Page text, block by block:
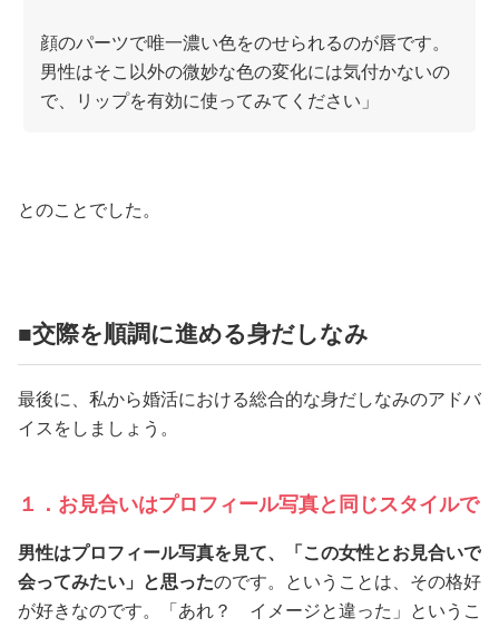
顔のパーツで唯一濃い色をのせられるのが唇です。
男性はそこ以外の微妙な色の変化には気付かないの
で、リップを有効に使ってみてください」
とのことでした。
■交際を順調に進める身だしなみ
最後に、私から婚活における総合的な身だしなみのアドバ
イスをしましょう。
１．お見合いはプロフィール写真と同じスタイルで
男性はプロフィール写真を見て、「この女性とお見合いで
会ってみたい」と思ったのです。ということは、その格好
が好きなのです。「あれ？ イメージと違った」というこ